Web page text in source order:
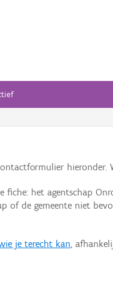
hieronder.
het agentschap
of de gemeente niet
je terecht kan,